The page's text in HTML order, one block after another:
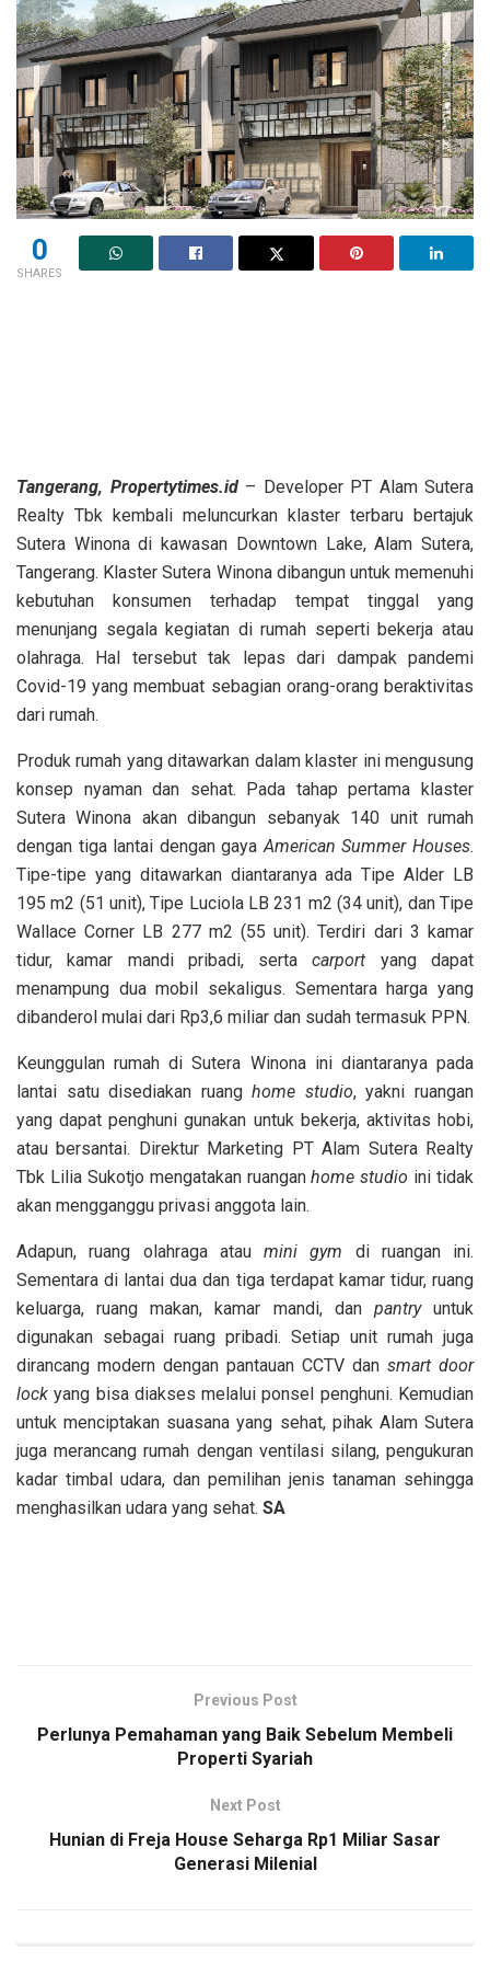
0
SHARES
Tangerang, Propertytimes.id– Developer PT Alam Sutera
Realty Tbk kembali meluncurkan klaster terbaru bertajuk
Sutera Winona di kawasan Downtown Lake, Alam Sutera,
Tangerang. Klaster Sutera Winona dibangun untuk memenuhi
kebutuhan konsumen terhadap tempat tinggal yang
menunjang segala kegiatan di rumah seperti bekerja atau
olahraga. Hal tersebut tak lepas dari dampak pandemi
Covid-19 yang membuat sebagian orang-orang beraktivitas
dari rumah.
Produk rumah yang ditawarkan dalam klaster ini mengusung
konsep nyaman dan sehat. Pada tahap pertama klaster
Sutera Winona akan dibangun sebanyak 140 unit rumah
dengan tiga lantai dengan gaya American Summer Houses.
Tipe-tipe yang ditawarkan diantaranya ada Tipe Alder LB
195 m2 (51 unit), Tipe Luciola LB 231 m2 (34 unit), dan Tipe
Wallace Corner LB 277 m2 (55 unit). Terdiri dari 3 kamar
tidur, kamar mandi pribadi, sertacarport yang dapat
menampung dua mobil sekaligus. Sementara harga yang
dibanderol mulai dari Rp3,6 miliar dan sudah termasuk PPN.
Keunggulan rumah di Sutera Winona ini diantaranya pada
lantai satu disediakan ruanghome studio, yakni ruangan
yang dapat penghuni gunakan untuk bekerja, aktivitas hobi,
atau bersantai. Direktur Marketing PT Alam Sutera Realty
Tbk Lilia Sukotjo mengatakan ruanganhome studio ini tidak
akan mengganggu privasi anggota lain.
Adapun, ruang olahraga atau mini gym di ruangan ini.
Sementara di lantai dua dan tiga terdapat kamar tidur, ruang
keluarga, ruang makan, kamar mandi, dan pantryuntuk
digunakan sebagai ruang pribadi. Setiap unit rumah juga
dirancang modern dengan pantauan CCTV dan smart door
lock yang bisa diakses melalui ponsel penghuni. Kemudian
untuk menciptakan suasana yang sehat, pihak Alam Sutera
juga merancang rumah dengan ventilasi silang, pengukuran
kadar timbal udara, dan pemilihan jenis tanaman sehingga
menghasilkan udara yang sehat. SA
Previous Post
Perlunya Pemahaman yang Baik Sebelum Membeli
Properti Syariah
Next Post
Hunian di Freja House Seharga Rp1 Miliar Sasar
Generasi Milenial